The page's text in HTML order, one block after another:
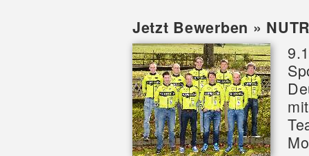
Jetzt Bewerben »